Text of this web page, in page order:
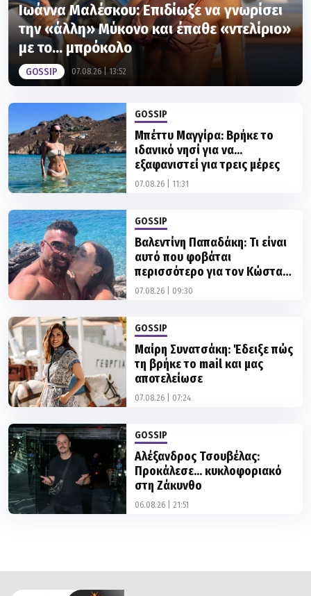
Ιωάννα Μαλέσκου: Επιδίωξε να γνωρίσει
την «άλλη» Μύκονο και έπαθε «ντελίριο»
με το... μπρόκολο
GOSSIP 07.08.26 | 13:52
GOSSIP
Μπέττυ Μαγγίρα: Βρήκε το
ιδανικό νησί για να...
εξαφανιστεί για τρεις μέρες
07.08.26 | 11:31
GOSSIP
Βαλεντίνη Παπαδάκη: Τι είναι
αυτό που φοβάται
περισσότερο για τον Κώστα
Σόμμερ από μια πιθανή
07.08.26 | 09:30
GOSSIP
Μαίρη Συνατσάκη: Έδειξε πώς
τη βρήκε το mail και μας
αποτελείωσε
07.08.26 | 07:24
GOSSIP
Αλέξανδρος Τσουβέλας:
Προκάλεσε... κυκλοφοριακό
στη Ζάκυνθο
06.08.26 | 21:51